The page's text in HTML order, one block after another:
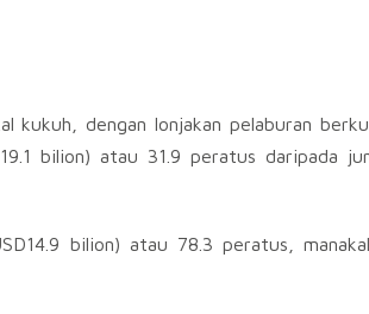
kukuh, dengan lonjakan pelaburan
bilion) atau 31.9 peratus daripada
bilion) atau 78.3 peratus,